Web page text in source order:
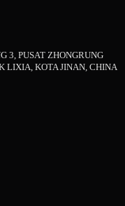
3, PUSAT ZHONGRUNG
LIXIA, KOTA JINAN, CHINA